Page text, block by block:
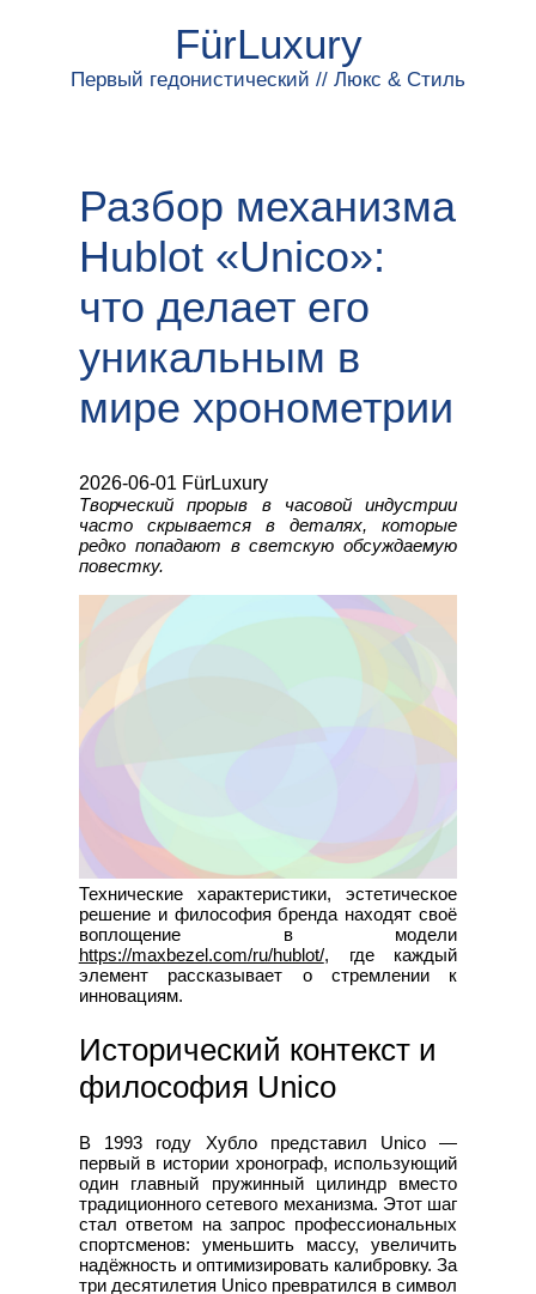
FürLuxury
Первый гедонистический // Люкс & Стиль
Разбор механизма
Hublot «Unico»:
что делает его
уникальным в
мире хронометрии
2026-06-01 FürLuxury
Творческий прорыв в часовой индустрии
часто скрывается в деталях, которые
редко попадают в светскую обсуждаемую
повестку.
Технические характеристики, эстетическое
решение и философия бренда находят своё
воплощение в модели
https://maxbezel.com/ru/hublot/, где каждый
элемент рассказывает о стремлении к
инновациям.
Исторический контекст и
философия Unico
В 1993 году Хубло представил Unico —
первый в истории хронограф, использующий
один главный пружинный цилиндр вместо
традиционного сетевого механизма. Этот шаг
стал ответом на запрос профессиональных
спортсменов: уменьшить массу, увеличить
надёжность и оптимизировать калибровку. За
три десятилетия Unico превратился в символ